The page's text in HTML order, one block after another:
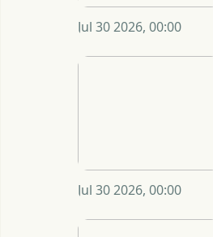
Jul 30 2026, 00:00
Jul 30 2026, 00:00